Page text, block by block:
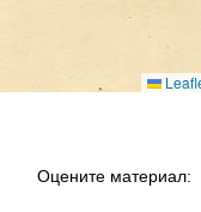
Оцените материал: